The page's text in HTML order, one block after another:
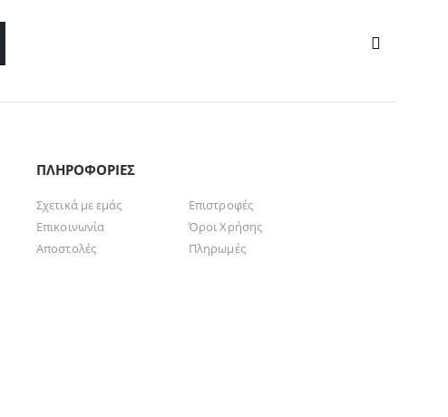
ΠΛΗΡΟΦΟΡΊΕΣ
Σχετικά με εμάς
Επικοινωνία
Αποστολές
Επιστροφές
Όροι Χρήσης
Πληρωμές